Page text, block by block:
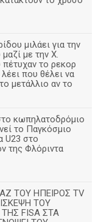
μιλάει για την
με την Χ.
το ρεκορ
που θέλει να
μετάλλιο αν το
κωπηλατοδρόμιο
το Παγκόσμιο
U23 στο
της Φλόριντα
ΤΟΥ ΗΠΕΙΡΟΣ TV
ΤΟΥ
FISA ΣΤΑ